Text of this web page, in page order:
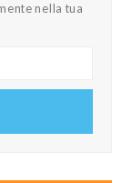
nella tua